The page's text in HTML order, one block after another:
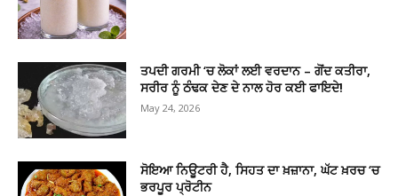
ਤਪਦੀ ਗਰਮੀ ‘ਚ ਲੋਕਾਂ ਲਈ ਵਰਦਾਨ – ਗੋਂਦ ਕਤੀਰਾ,
ਸਰੀਰ ਨੂੰ ਠੰਢਕ ਦੇਣ ਦੇ ਨਾਲ ਹੋਰ ਕਈ ਫਾਇਦੇ!
May 24, 2026
ਸੋਇਆ ਨਿਊਟਰੀ ਹੈ, ਸਿਹਤ ਦਾ ਖ਼ਜ਼ਾਨਾ, ਘੱਟ ਖ਼ਰਚ ‘ਚ
ਭਰਪੂਰ ਪ੍ਰੋਟੀਨ